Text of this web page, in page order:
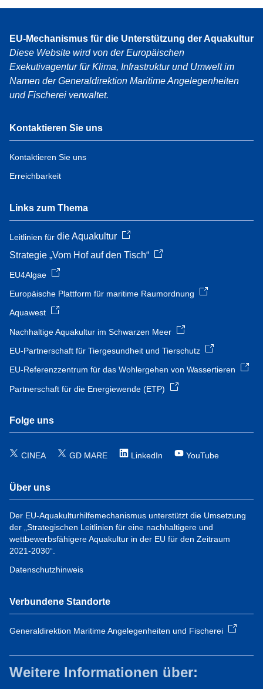
EU-Mechanismus für die Unterstützung der Aquakultur
Diese Website wird von der Europäischen
Exekutivagentur für Klima, Infrastruktur und Umwelt im
Namen der Generaldirektion Maritime Angelegenheiten
und Fischerei verwaltet.
Kontaktieren Sie uns
Kontaktieren Sie uns
Erreichbarkeit
Links zum Thema
Leitlinien für die Aquakultur
Strategie „Vom Hof auf den Tisch“
EU4Algae
Europäische Plattform für maritime Raumordnung
Aquawest
Nachhaltige Aquakultur im Schwarzen Meer
EU-Partnerschaft für Tiergesundheit und Tierschutz
EU-Referenzzentrum für das Wohlergehen von Wassertieren
Partnerschaft für die Energiewende (ETP)
Folge uns
CINEA GD MARE LinkedIn YouTube
Über uns
Der EU-Aquakulturhilfemechanismus unterstützt die Umsetzung
der „Strategischen Leitlinien für eine nachhaltigere und
wettbewerbsfähigere Aquakultur in der EU für den Zeitraum
2021-2030“.
Datenschutzhinweis
Verbundene Standorte
Generaldirektion Maritime Angelegenheiten und Fischerei
Weitere Informationen über: